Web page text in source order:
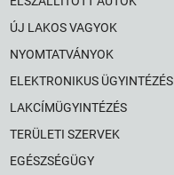
ÚJ LAKOS VAGYOK
NYOMTATVÁNYOK
ELEKTRONIKUS ÜGYINTÉZÉS
LAKCÍMÜGYINTÉZÉS
TERÜLETI SZERVEK
EGÉSZSÉGÜGY